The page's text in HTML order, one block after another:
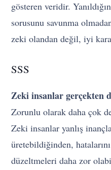
gösteren veridir.
sorusunu savunma
zeki olandan değil, iyi
SSS
Zeki insanlar gerçekten
Zorunlu olarak daha çok
Zeki insanlar yanlış
üretebildiğinden,
düzeltmeleri daha zor